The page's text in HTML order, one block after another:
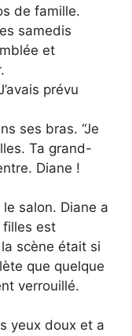
de famille.
samedis
et
prévu
ses bras. “Je
Ta grand-
Diane !
salon. Diane a
est
scène était si
que quelque
verrouillé.
yeux doux et a